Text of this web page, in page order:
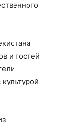
и гостей